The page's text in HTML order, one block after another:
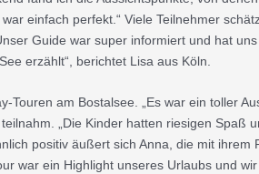
einfach perfekt.“ Viele Teilnehmer
Guide war super informiert und hat
erzählt“, berichtet Lisa aus Köln.
am Bostalsee. „Es war ein toller
„Die Kinder hatten riesigen Spaß
positiv äußert sich Anna, die mit ihrem
war ein Highlight unseres Urlaubs und